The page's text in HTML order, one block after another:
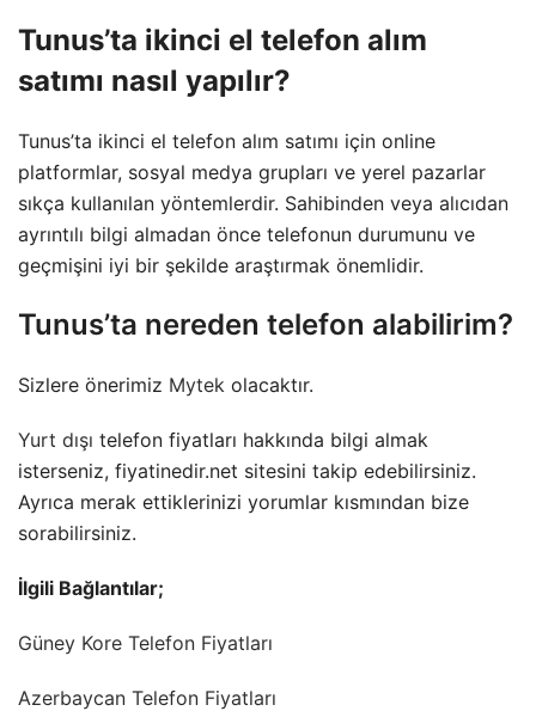
Tunus’ta ikinci el telefon alım
satımı nasıl yapılır?
Tunus’ta ikinci el telefon alım satımı için online
platformlar, sosyal medya grupları ve yerel pazarlar
sıkça kullanılan yöntemlerdir. Sahibinden veya alıcıdan
ayrıntılı bilgi almadan önce telefonun durumunu ve
geçmişini iyi bir şekilde araştırmak önemlidir.
Tunus’ta nereden telefon alabilirim?
Sizlere önerimiz Mytek olacaktır.
Yurt dışı telefon fiyatları hakkında bilgi almak
isterseniz, fiyatinedir.net sitesini takip edebilirsiniz.
Ayrıca merak ettiklerinizi yorumlar kısmından bize
sorabilirsiniz.
İlgili Bağlantılar;
Güney Kore Telefon Fiyatları
Azerbaycan Telefon Fiyatları